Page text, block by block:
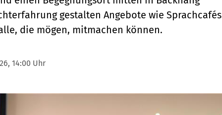
gestalten Angebote wie Sprachcafés
die mögen, mitmachen können.
14:00 Uhr